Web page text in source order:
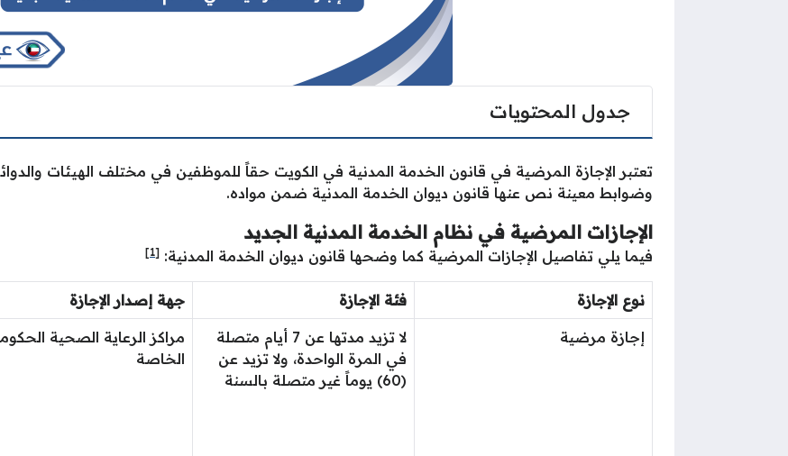
جدول المحتويات
تعتبر الإجازة المرضية في قانون الخدمة المدنية في الكويت حقاً للموظفين في مختلف الهيئات
وضوابط معينة نص عنها قانون ديوان الخدمة المدنية ضمن مواده.
الإجازات المرضية في نظام الخدمة المدنية الجديد
فيما يلي تفاصيل الإجازات المرضية كما وضحها قانون ديوان الخدمة المدنية: [1]
نوع الإجازة فئة الإجازة جهة إصدار الإجازة
إجازة مرضية
لا تزيد مدتها عن 7 أيام متصلة
في المرة الواحدة، ولا تزيد عن
(60) يوماً غير متصلة بالسنة
مراكز الرعاية الصحية
الخاصة